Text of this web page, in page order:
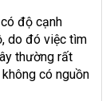
độ cạnh
do đó việc tìm
thường rất
có nguồn